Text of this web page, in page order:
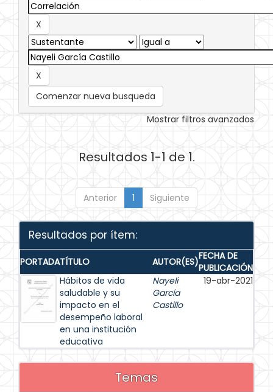
Comenzar nueva busqueda
Mostrar filtros avanzados
Resultados 1-1 de 1.
Anterior 1 Siguiente
Resultados por ítem:
PORTADATÍTULO AUTOR(ES)FECHA DE
PUBLICACIÓN
Hábitos de vida
saludable y su
impacto en el
desempeño laboral
en una institución
educativa
Nayeli
García
Castillo
19-abr-2021
Temas